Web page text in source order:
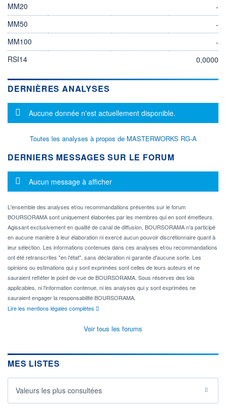
MM20
-
MM50
-
MM100
-
RSI14
0,0000
DERNIÈRES ANALYSES
Message d'information
Aucune donnée n'est actuellement disponible.
Toutes les analyses à propos de MASTERWORKS RG-A
DERNIERS MESSAGES SUR LE FORUM
Message d'information
Aucun message à afficher
L'ensemble des analyses et/ou recommandations présentes sur le forum
BOURSORAMA sont uniquement élaborées par les membres qui en sont émetteurs.
Agissant exclusivement en qualité de canal de diffusion, BOURSORAMA n'a participé
en aucune manière à leur élaboration ni exercé aucun pouvoir discrétionnaire quant à
leur sélection. Les informations contenues dans ces analyses et/ou recommandations
ont été retranscrites "en l'état", sans déclaration ni garantie d'aucune sorte. Les
opinions ou estimations qui y sont exprimées sont celles de leurs auteurs et ne
sauraient refléter le point de vue de BOURSORAMA. Sous réserves des lois
applicables, ni l'information contenue, ni les analyses qui y sont exprimées ne
sauraient engager la responsabilité BOURSORAMA.
Lire les mentions légales complètes
Voir tous les forums
MES LISTES
Valeurs les plus consultées